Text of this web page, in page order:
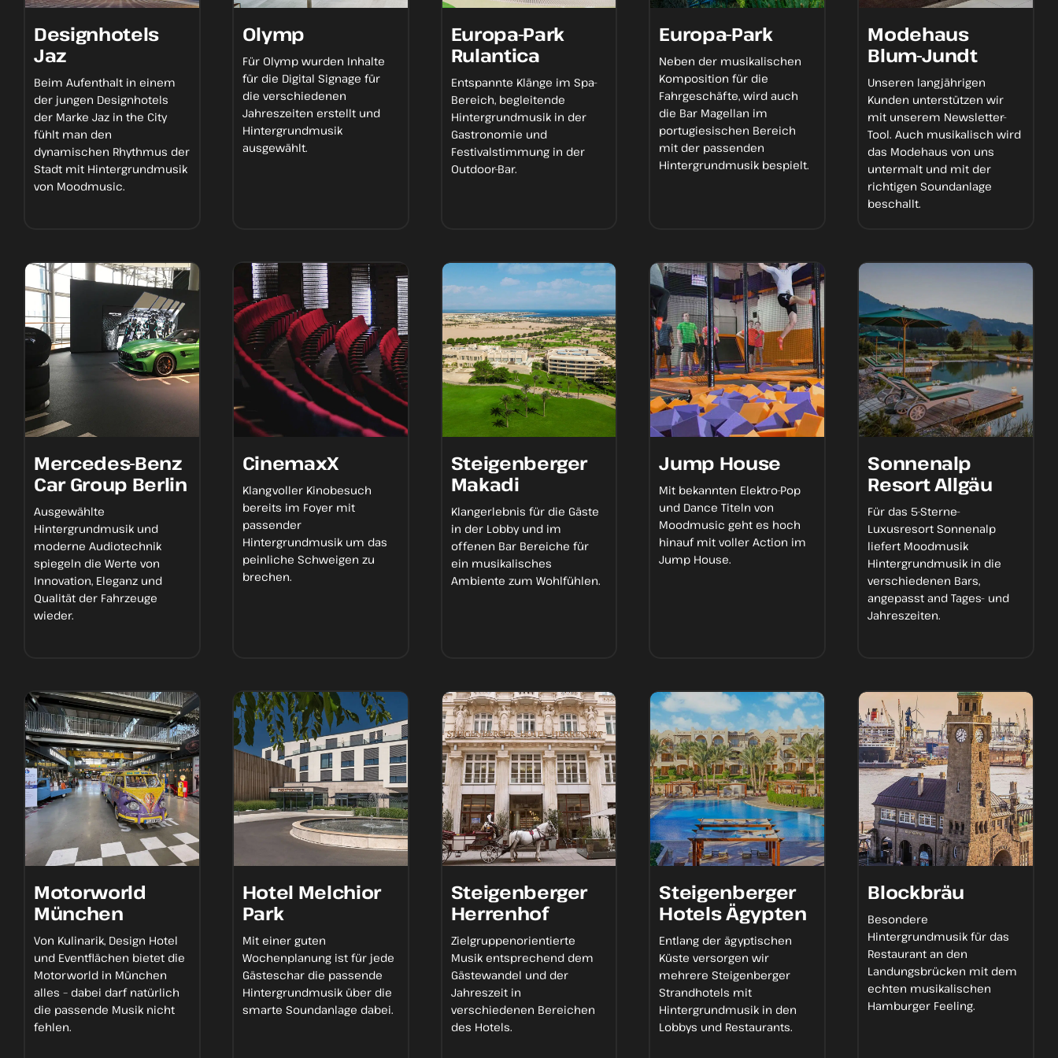
Designhotels
Jaz
Beim Aufenthalt in einem
der jungen Designhotels
der Marke Jaz in the City
fühlt man den
dynamischen Rhythmus der
Stadt mit Hintergrundmusik
von Moodmusic.
Olymp
Für Olymp wurden Inhalte
für die Digital Signage für
die verschiedenen
Jahreszeiten erstellt und
Hintergrundmusik
ausgewählt.
Europa-Park
Rulantica
Entspannte Klänge im Spa-
Bereich, begleitende
Hintergrundmusikin der
Gastronomie und
Festivalstimmung in der
Outdoor-Bar.
Europa-Park
Neben der musikalischen
Komposition für die
Fahrgeschäfte, wird auch
die Bar Magellan im
portugiesischen Bereich
mit der passenden
Hintergrundmusik bespielt.
Modehaus
Blum-Jundt
Unseren langjährigen
Kunden unterstützen wir
mit unserem Newsletter-
Tool. Auch musikalisch wird
das Modehaus von uns
untermalt und mit der
richtigen Soundanlage
beschallt.
Mercedes-Benz
Car Group Berlin
Ausgewählte
Hintergrundmusik und
moderne Audiotechnik
spiegeln die Werte von
Innovation, Eleganz und
Qualität der Fahrzeuge
wieder.
CinemaxX
Klangvoller Kinobesuch
bereits im Foyer mit
passender
Hintergrundmusikum das
peinliche Schweigen zu
brechen.
Steigenberger
Makadi
Klangerlebnis für die Gäste
in der Lobby und im
offenen Bar Bereiche für
ein musikalisches
Ambiente zum Wohlfühlen.
Jump House
Mit bekannten Elektro-Pop
und Dance Titeln von
Moodmusic geht es hoch
hinauf mitvoller Action im
Jump House.
Sonnenalp
Resort Allgäu
Für das 5-Sterne-
Luxusresort Sonnenalp
liefert Moodmusik
Hintergrundmusik in die
verschiedenen Bars,
angepasst andTages- und
Jahreszeiten.
Motorworld
München
Von Kulinarik, Design Hotel
und Eventflächen bietet die
Motorworld in München
alles – dabei darf natürlich
die passende Musik nicht
fehlen.
Hotel Melchior
Park
Mit einer guten
Wochenplanungist für jede
Gästeschar die passende
Hintergrundmusiküber die
smarte Soundanlage dabei.
Steigenberger
Herrenhof
Zielgruppenorientierte
Musikentsprechend dem
Gästewandel und der
Jahreszeit in
verschiedenen Bereichen
des Hotels.
Steigenberger
Hotels Ägypten
Entlang derägyptischen
Küste versorgen wir
mehrereSteigenberger
Strandhotels mit
Hintergrundmusik in den
Lobbys und Restaurants.
Blockbräu
Besondere
Hintergrundmusik für das
Restaurant an den
Landungsbrücken mit dem
echten musikalischen
Hamburger Feeling.